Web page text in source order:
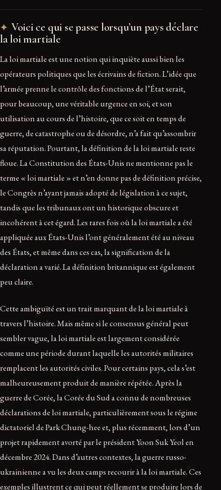
Voici ce qui se passe lorsqu’un pays déclare
la loi martiale
La loi martiale est une notion qui inquiète aussi bien les
opérateurs politiques que les écrivains de fiction. L’idée que
l’armée prenne le contrôle des fonctions de l’État serait,
pour beaucoup, une véritable urgence en soi, et son
utilisation au cours de l’histoire, que ce soit en temps de
guerre, de catastrophe ou de désordre, n’a fait qu’assombrir
sa réputation. Pourtant, la définition de la loi martiale reste
floue. La Constitution des États-Unis ne mentionne pas le
terme « loi martiale » et n’en donne pas de définition précise,
le Congrès n’ayant jamais adopté de législation à ce sujet,
tandis que les tribunaux ont un historique obscure et
incohérent à cet égard. Les rares fois où la loi martiale a été
appliquée aux États-Unis l’ont généralement été au niveau
des États, et même dans ces cas, la signification de la
déclaration a varié. La définition britannique est également
peu claire.
Cette ambiguïté est un trait marquant de la loi martiale à
travers l’histoire. Mais même si le consensus général peut
sembler vague, la loi martiale est largement considérée
comme une période durant laquelle les autorités militaires
remplacent les autorités civiles. Pour certains pays, cela s’est
malheureusement produit de manière répétée. Après la
guerre de Corée, la Corée du Sud a connu de nombreuses
déclarations de loi martiale, particulièrement sous le régime
dictatoriel de Park Chung-hee et, plus récemment, lors d’un
projet rapidement avorté par le président Yoon Suk Yeol en
décembre 2024. Dans d’autres contextes, la guerre russo-
ukrainienne a vu les deux camps recourir à la loi martiale. Ces
exemples illustrent ce qui peut réellement se produire lors de